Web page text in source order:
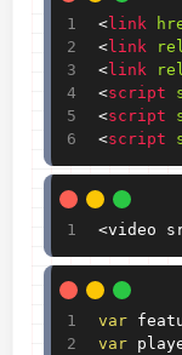
<link
<link
<link
<script
<script
<script
<video
var
var